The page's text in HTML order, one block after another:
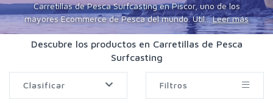
Carretillas de Pesca Surfcasting en Piscor, uno de los
mayores Ecommerce de Pesca del mundo. Util... Leer más
Descubre los productos en Carretillas de Pesca
Surfcasting
Clasificar Filtros